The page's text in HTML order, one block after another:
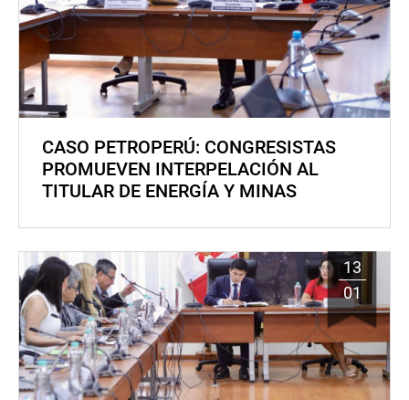
CASO PETROPERÚ: CONGRESISTAS
PROMUEVEN INTERPELACIÓN AL
TITULAR DE ENERGÍA Y MINAS
13
01